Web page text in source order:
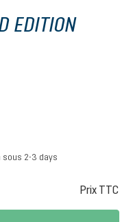
EDITION
sous 2-3 days
Prix TTC